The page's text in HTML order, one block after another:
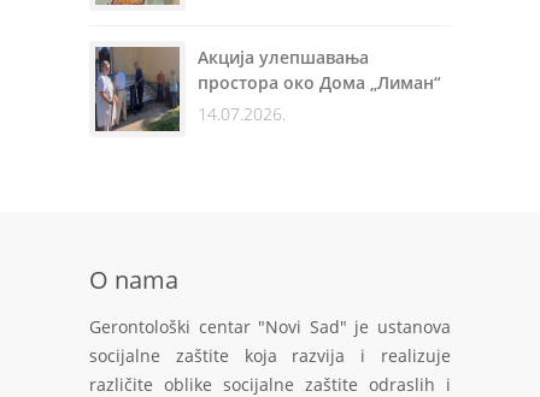
Акција улепшавања
простора око Дома „Лиман“
14.07.2026.
O nama
Gerontološki centar "Novi Sad" je ustanova
socijalne zaštite koja razvija i realizuje
različite oblike socijalne zaštite odraslih i